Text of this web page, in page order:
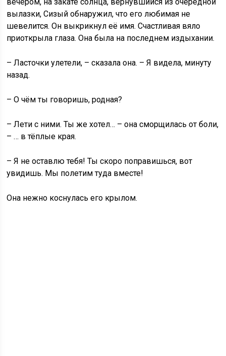
вылазки, Сизый обнаружил, что его любимая не
шевелится. Он выкрикнул её имя. Счастливая вяло
приоткрыла глаза. Она была на последнем издыхании.
– Ласточки улетели, – сказала она. – Я видела, минуту
назад.
– О чём ты говоришь, родная?
– Лети с ними. Ты же хотел… – она сморщилась от боли,
– … в тёплые края.
– Я не оставлю тебя! Ты скоро поправишься, вот
увидишь. Мы полетим туда вместе!
Она нежно коснулась его крылом.